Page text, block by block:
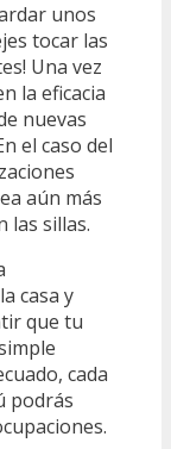
unos
tocar las
Una vez
la eficacia
nuevas
el caso del
aún más
las sillas.
casa y
que tu
cada
podrás